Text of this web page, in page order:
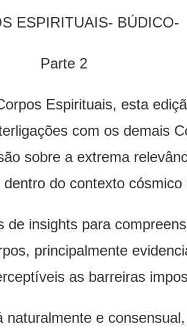
ESPIRITUAIS- BÚDICO-
Parte 2
Espirituais, esta
com os demais
sobre a extrema
do contexto
insights para
principalmente
as barreiras
e